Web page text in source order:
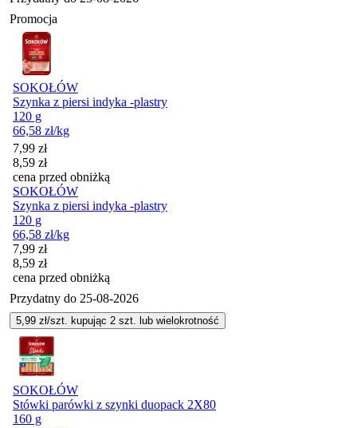
Promocja
SOKOŁÓW
Szynka z piersi indyka -plastry
120 g
66,58 zł/kg
Cena promocyjna
7,99 zł
8,59 zł
cena przed obniżką
SOKOŁÓW
Szynka z piersi indyka -plastry
120 g
66,58 zł/kg
Cena promocyjna
7,99 zł
8,59 zł
cena przed obniżką
Przydatny do 25-08-2026
5,99 zł/szt. kupując 2 szt. lub wielokrotność
SOKOŁÓW
Stówki parówki z szynki duopack 2X80
160 g